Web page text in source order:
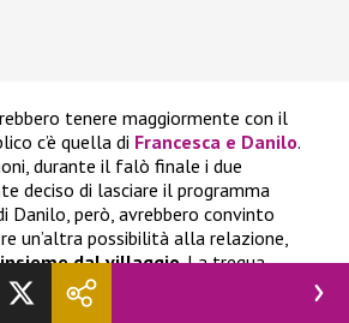
tenere maggiormente con il
c’è quella di Francesca e Danilo.
durante il falò finale i due
deciso di lasciare il programma
Danilo, però, avrebbero convinto
un’altra possibilità alla relazione,
dal villaggio. La tregua,
poco: una volta terminate le
avrebbe comunque deciso di